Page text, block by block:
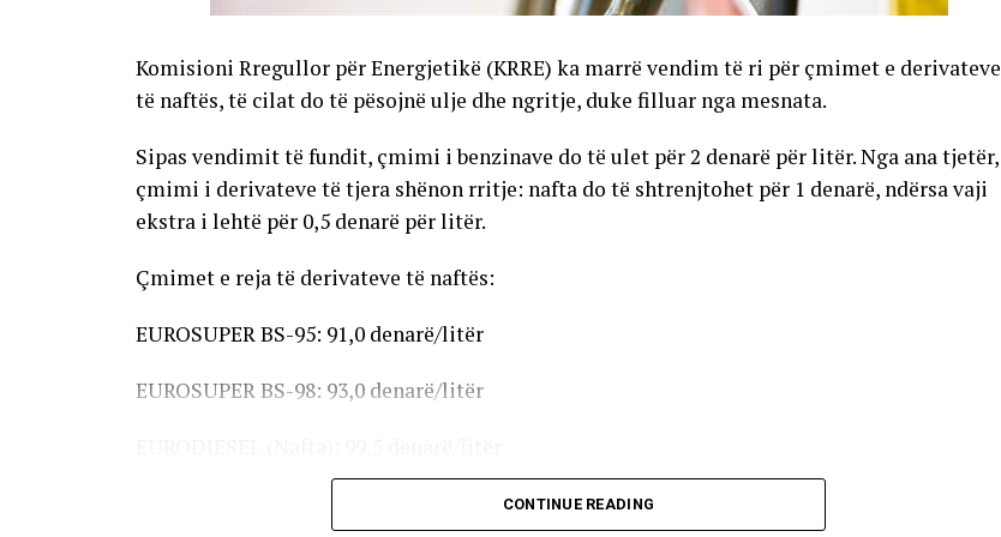
Komisioni Rregullor për Energjetikë (KRRE) ka marrë vendim të ri për çmimet e derivateve
të naftës, të cilat do të pësojnë ulje dhe ngritje, duke filluar nga mesnata.
Sipas vendimit të fundit, çmimi i benzinave do të ulet për 2 denarë për litër. Nga ana tjetër,
çmimi i derivateve të tjera shënon rritje: nafta do të shtrenjtohet për 1 denarë, ndërsa vaji
ekstra i lehtë për 0,5 denarë për litër.
Çmimet e reja të derivateve të naftës:
EUROSUPER BS-95: 91,0 denarë/litër
EUROSUPER BS-98: 93,0 denarë/litër
Vaji ekstra i lehtë (EL-1): 98,5 denarë/litërCONTINUE READING